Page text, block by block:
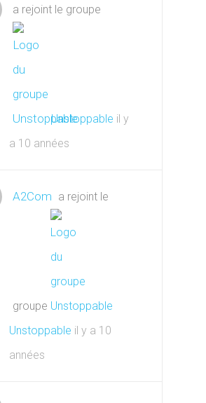
a rejoint le groupe
Unstoppable il y
a 10 années
A2Com a rejoint le
groupe
Unstoppable il y a 10
années